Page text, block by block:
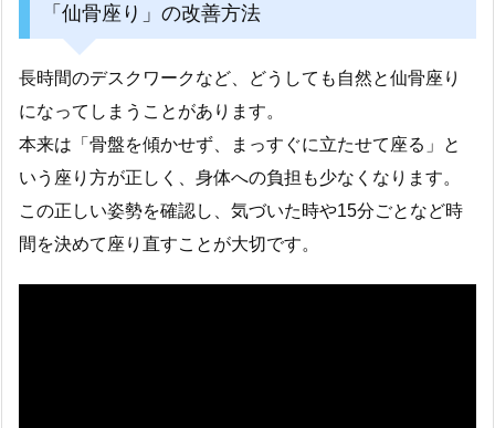
「仙骨座り」の改善方法
長時間のデスクワークなど、どうしても自然と仙骨座り
になってしまうことがあります。
本来は「骨盤を傾かせず、まっすぐに立たせて座る」と
いう座り方が正しく、身体への負担も少なくなります。
この正しい姿勢を確認し、気づいた時や15分ごとなど時
間を決めて座り直すことが大切です。